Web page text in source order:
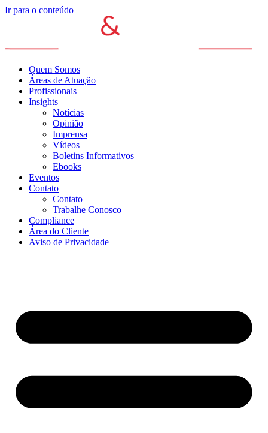
Ir para o conteúdo
Quem Somos
Áreas de Atuação
Profissionais
Insights
Notícias
Opinião
Imprensa
Vídeos
Boletins Informativos
Ebooks
Eventos
Contato
Contato
Trabalhe Conosco
Compliance
Área do Cliente
Aviso de Privacidade